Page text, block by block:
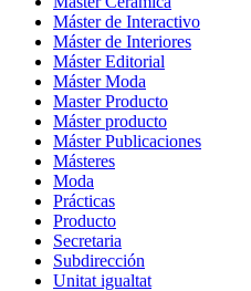
Máster de Interactivo
Máster de Interiores
Máster Editorial
Máster Moda
Master Producto
Máster producto
Máster Publicaciones
Másteres
Moda
Prácticas
Producto
Secretaria
Subdirección
Unitat igualtat